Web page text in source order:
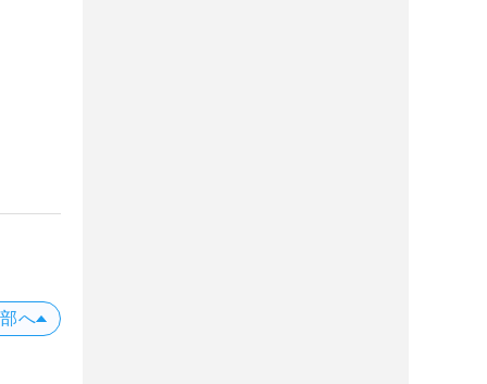
へ